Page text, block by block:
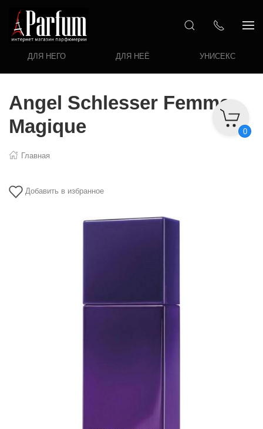
ДЛЯ НЕГО ДЛЯ НЕЁ УНИСЕКС
0
Angel Schlesser Femme
Magique
Главная
Добавить в избранное